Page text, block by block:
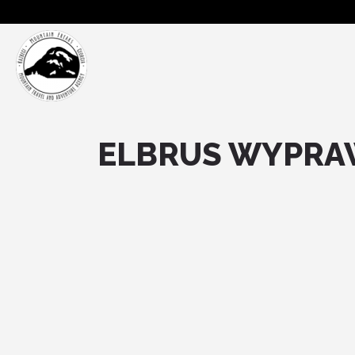
ELBRUS